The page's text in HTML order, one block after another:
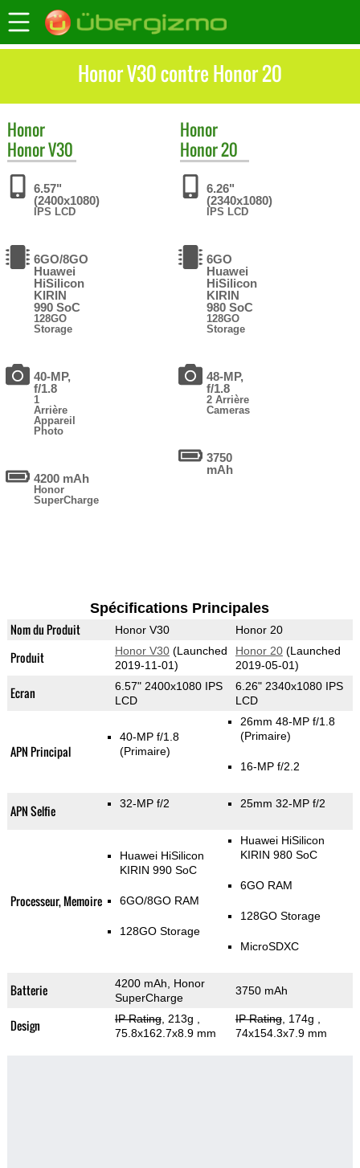
Honor V30 contre Honor 20
Honor
Honor V30
6.57"
(2400x1080)
IPS LCD
6GO/8GO
Huawei
HiSilicon
KIRIN
990 SoC
128GO
Storage
40-MP,
f/1.8
1
Arrière
Appareil
Photo
4200 mAh
Honor
SuperCharge
Honor
Honor 20
6.26"
(2340x1080)
IPS LCD
6GO
Huawei
HiSilicon
KIRIN
980 SoC
128GO
Storage
48-MP,
f/1.8
2 Arrière
Cameras
3750
mAh
Spécifications Principales
Nom du Produit Honor V30 Honor 20
Produit Honor V30(Launched
2019-11-01)
Honor 20(Launched
2019-05-01)
Ecran
6.57" 2400x1080 IPS
LCD
6.26" 2340x1080 IPS
LCD
APN Principal
40-MP f/1.8
(Primaire)
26mm 48-MP f/1.8
(Primaire)
16-MP f/2.2
APN Selfie 32-MP f/2 25mm 32-MP f/2
Processeur, Memoire
Huawei HiSilicon
KIRIN 990 SoC
6GO/8GO RAM
128GO Storage
Huawei HiSilicon
KIRIN 980 SoC
6GO RAM
128GO Storage
MicroSDXC
Batterie
4200 mAh, Honor
SuperCharge
3750 mAh
Design IP Rating, 213g
75.8x162.7x8.9 mm
IP Rating, 174g
74x154.3x7.9 mm